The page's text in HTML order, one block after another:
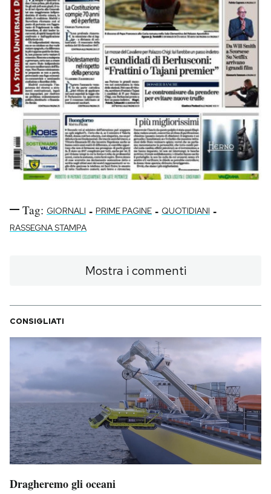
Tag: GIORNALI - PRIME PAGINE - QUOTIDIANI -
RASSEGNA STAMPA
Mostra i commenti
CONSIGLIATI
Dragheremo gli oceani